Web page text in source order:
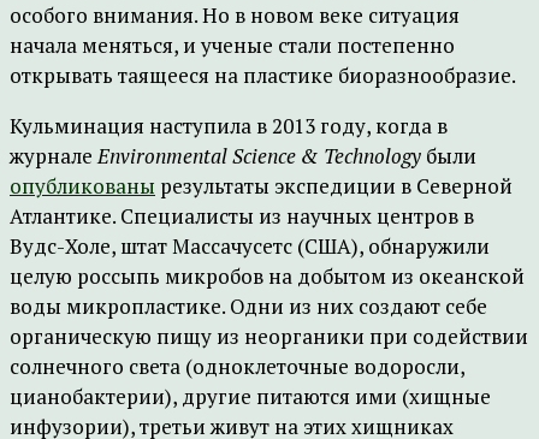
особого внимания. Но в новом веке ситуация
начала меняться, и ученые стали постепенно
открывать таящееся на пластике биоразнообразие.
Кульминация наступила в 2013 году, когда в
журналеEnvironmental Science & Technology были
опубликованы результаты экспедиции в Северной
Атлантике. Специалисты из научных центров в
Вудс-Холе, штат Массачусетс (США), обнаружили
целую россыпь микробов на добытом из океанской
воды микропластике. Одни из них создают себе
органическую пищу из неорганики при содействии
солнечного света (одноклеточные водоросли,
цианобактерии), другие питаются ими (хищные
инфузории), третьи живут на этих хищниках